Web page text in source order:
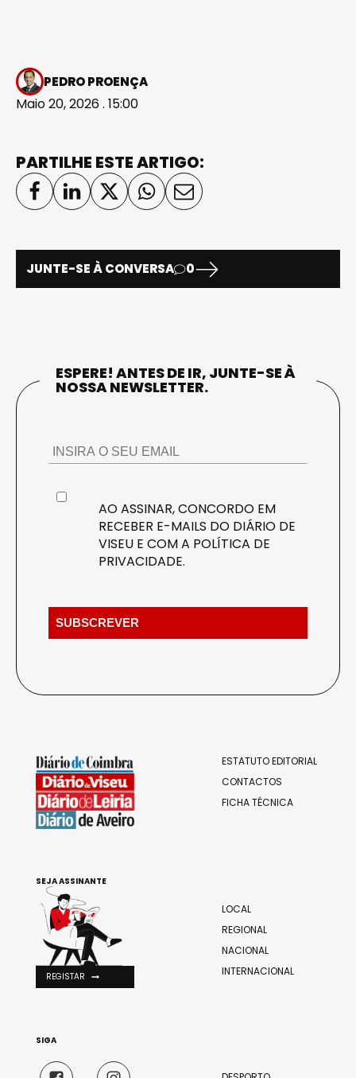
PEDRO PROENÇA
Maio 20, 2026 . 15:00
PARTILHE ESTE ARTIGO:
JUNTE-SE À CONVERSA 0
ESPERE! ANTES DE IR, JUNTE-SE À
NOSSA NEWSLETTER.
AO ASSINAR, CONCORDO EM
RECEBER E-MAILS DO DIÁRIO DE
VISEU E COM A POLÍTICA DE
PRIVACIDADE.
ESTATUTO EDITORIAL
CONTACTOS
FICHA TÉCNICA
LOCAL
REGIONAL
NACIONAL
INTERNACIONAL
SEJA ASSINANTE
REGISTAR
SIGA